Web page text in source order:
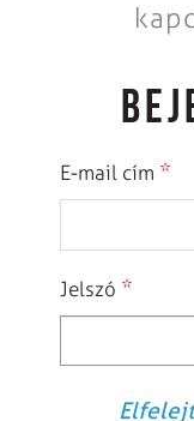
E-mail cím *
Jelszó *